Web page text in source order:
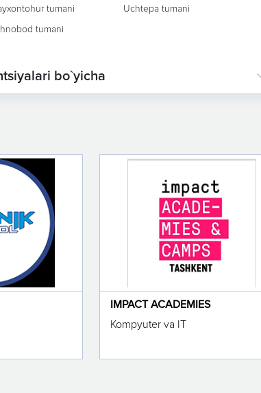
tumani
Uchtepa tumani
tumani
bo`yicha
IMPACT ACADEMIES
Kompyuter va IT